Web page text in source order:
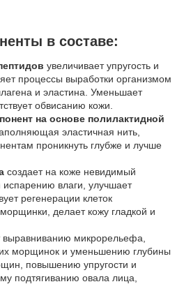
в составе:
увеличивает упругость и
процессы выработки организмом
и эластина. Уменьшает
обвисанию кожи.
на основе полилактидной
эластичная нить,
проникнуть глубже и лучше
создает на коже невидимый
влаги, улучшает
регенерации клеток
делает кожу гладкой и
выравниванию микрорельефа,
морщинок и уменьшению глубины
повышению упругости и
подтягиванию овала лица,